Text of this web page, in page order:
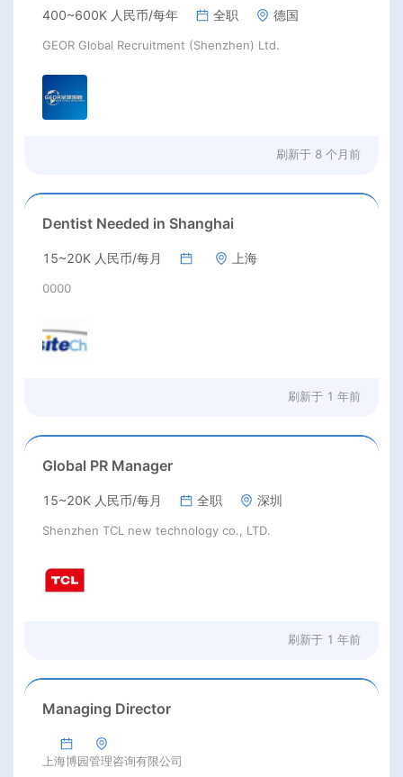
400~600K 人民币/每年 全职 德国
GEOR Global Recruitment (Shenzhen) Ltd.
刷新于 8 个月前
Dentist Needed in Shanghai
15~20K 人民币/每月 上海
0000
刷新于 1 年前
Global PR Manager
15~20K 人民币/每月 全职 深圳
Shenzhen TCL new technology co., LTD.
刷新于 1 年前
Managing Director
上海博园管理咨询有限公司